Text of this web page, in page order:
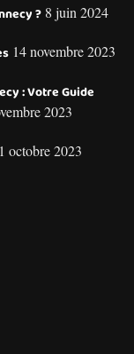
? 8 juin 2024
14 novembre 2023
: Votre Guide
2023
octobre 2023